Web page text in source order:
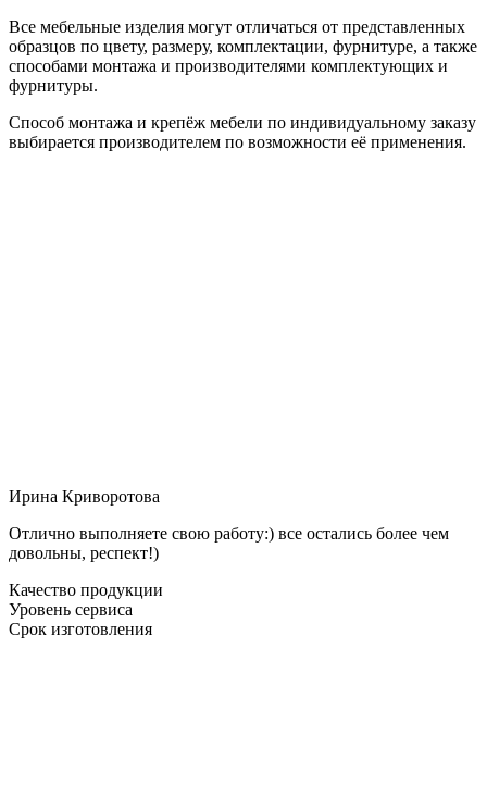
Все мебельные изделия могут отличаться от представленных
образцов по цвету, размеру, комплектации, фурнитуре, а также
способами монтажа и производителями комплектующих и
фурнитуры.
Способ монтажа и крепёж мебели по индивидуальному заказу
выбирается производителем по возможности её применения.
Ирина Криворотова
Отлично выполняете свою работу:) все остались более чем
довольны, респект!)
Качество продукции
Уровень сервиса
Срок изготовления